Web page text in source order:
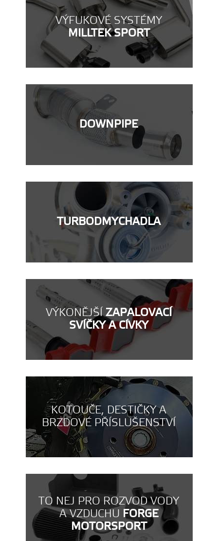
VÝFUKOVÉ SYSTÉMY
MILLTEK SPORT
DOWNPIPE
TURBODMYCHADLA
VÝKONĚJŠÍZAPALOVACÍ
SVÍČKY A CÍVKY
KOTOUČE, DESTIČKY A
BRZDOVÉ PŘÍSLUŠENSTVÍ
TO NEJ PRO ROZVOD VODY
A VZDUCHU FORGE
MOTORSPORT